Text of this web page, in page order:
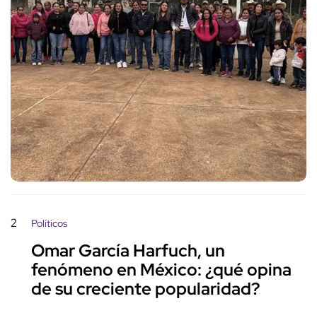
2 Políticos
Omar García Harfuch, un
fenómeno en México: ¿qué opina
de su creciente popularidad?